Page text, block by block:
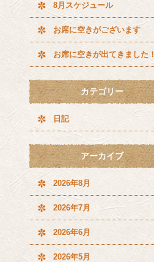
8月スケジュール
お席に空きがございます
お席に空きが出てきました！
カテゴリー
日記
アーカイブ
2026年8月
2026年7月
2026年6月
2026年5月